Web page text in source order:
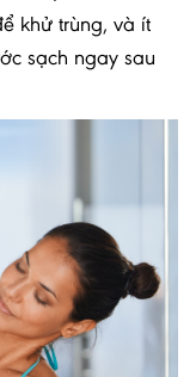
khử trùng, và ít
sạch ngay sau